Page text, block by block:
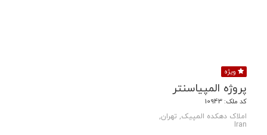
ویژه
پروژه المپیاسنتر
کد ملک: 10943
املاک دهکده المپیک, تهران,
Iran